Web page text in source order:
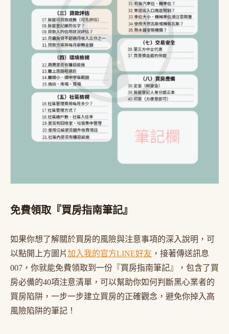
免費領取『買房指南筆記』
如果你想了解關於買房的風險與注意事項的深入說明，可
以點開上方圖片加入我的官方LINE好友 ，接著傳送訊息
007，你就能免費領取到一份『買房指南筆記』，包含了買
房必備的40項注意清單，可以幫助你如何判斷黑心業者的
買房陷阱，一步一步建立買房的正確觀念，避免你掉入高
風險陷阱的筆記！